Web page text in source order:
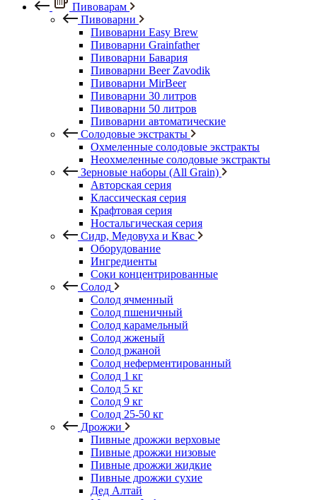
Пивоварам
Пивоварни
Пивоварни Easy Brew
Пивоварни Grainfather
Пивоварни Бавария
Пивоварни Beer Zavodik
Пивоварни MirBeer
Пивоварни 30 литров
Пивоварни 50 литров
Пивоварни автоматические
Солодовые экстракты
Охмеленные солодовые экстракты
Неохмеленные солодовые экстракты
Зерновые наборы (All Grain)
Авторская серия
Классическая серия
Крафтовая серия
Ностальгическая серия
Сидр, Медовуха и Квас
Оборудование
Ингредиенты
Соки концентрированные
Солод
Солод ячменный
Солод пшеничный
Солод карамельный
Солод жженый
Солод ржаной
Солод неферментированный
Солод 1 кг
Солод 5 кг
Солод 9 кг
Солод 25-50 кг
Дрожжи
Пивные дрожжи верховые
Пивные дрожжи низовые
Пивные дрожжи жидкие
Пивные дрожжи сухие
Дед Алтай